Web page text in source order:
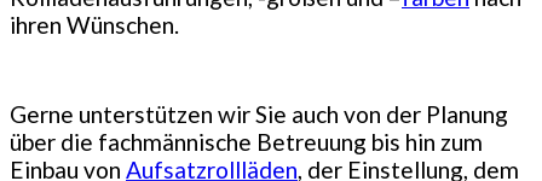
ihren Wünschen.
Gerne unterstützen wir Sie auch von der Planung
über die fachmännische Betreuung bis hin zum
Einbau von Aufsatzrollläden, der Einstellung, dem